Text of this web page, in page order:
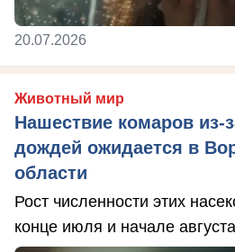
20.07.2026
Животный мир
Нашествие комаров из-
дождей ожидается в
области
Рост численности этих
конце июля и начале августа